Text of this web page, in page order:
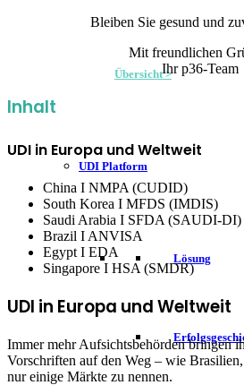
Übersicht >
UDI Platform
Lösung
Bleiben Sie gesund und
Mit freundlichen
Ihr p36-Team
Inhalt
UDI in Europa und Weltweit
China I NMPA (CUDID)
South Korea I MFDS (IMDIS)
Saudi Arabia I SFDA (SAUDI-DI)
Brazil I ANVISA
Egypt I EDA
Singapore I HSA (SMDR)
UDI in Europa und Weltweit
Immer mehr Aufsichtsbehörden bringen
Vorschriften auf den Weg – wie
nur einige Märkte zu nennen.